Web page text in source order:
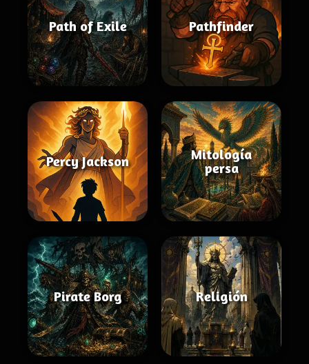
Path of Exile Pathfinder
Percy Jackson
Mitología
persa
Pirate Borg Religión